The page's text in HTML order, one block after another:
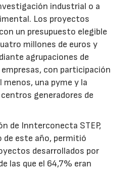
industrial o a
Los proyectos
un presupuesto elegible
millones de euros y
agrupaciones de
con participación
menos, una pyme y la
generadores de
de Innterconecta STEP,
de este año, permitió
desarrollados por
las que el 64,7% eran